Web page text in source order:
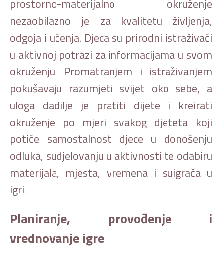
prostorno-materijalno okruženje
nezaobilazno je za kvalitetu življenja,
odgoja i učenja. Djeca su prirodni istraživači
u aktivnoj potrazi za informacijama u svom
okruženju. Promatranjem i istraživanjem
pokušavaju razumjeti svijet oko sebe, a
uloga dadilje je pratiti dijete i kreirati
okruženje po mjeri svakog djeteta koji
potiče samostalnost djece u donošenju
odluka, sudjelovanju u aktivnosti te odabiru
materijala, mjesta, vremena i suigrača u
igri.
Planiranje, provođenje i
vrednovanje igre